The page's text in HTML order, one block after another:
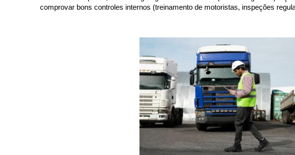
comprovar bons controles internos (treinamento de motoristas, inspeções